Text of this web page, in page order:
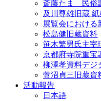
斎藤たま 民俗
及川尊雄旧蔵
展覧会における
松島健旧蔵資料
笹木繁男氏主宰
京都府寺院重宝
柳澤孝資料デジ
菅沼貞三旧蔵資
活動報告
日本語